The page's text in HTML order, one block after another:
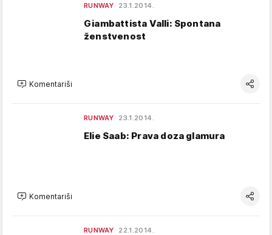
RUNWAY 23.1.2014.
Giambattista Valli: Spontana
ženstvenost
Komentariši
RUNWAY 23.1.2014.
Elie Saab: Prava doza glamura
Komentariši
RUNWAY 22.1.2014.